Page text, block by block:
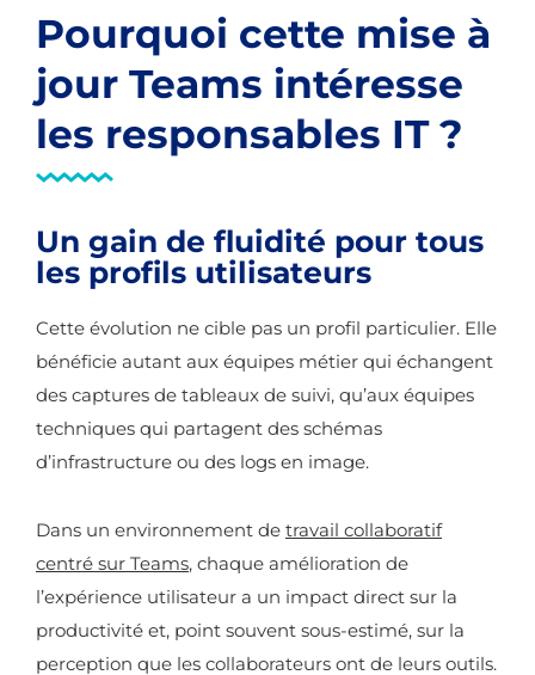
Pourquoi cette mise à
jour Teams intéresse
les responsables IT ?
Un gain de fluidité pour tous
les profils utilisateurs
Cette évolution ne cible pas un profil particulier. Elle
bénéficie autant aux équipes métier qui échangent
des captures de tableaux de suivi, qu’aux équipes
techniques qui partagent des schémas
d’infrastructure ou des logs en image.
Dans un environnement de travail collaboratif
centré sur Teams, chaque amélioration de
l’expérience utilisateur a un impact direct sur la
productivité et, point souvent sous-estimé, sur la
perception que les collaborateurs ont de leurs outils.